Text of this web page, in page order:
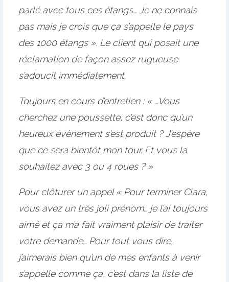
parlé avec tous ces étangs… Je ne connais
pas mais je crois que ça s’appelle le pays
des 1000 étangs ». Le client qui posait une
réclamation de façon assez rugueuse
s’adoucit immédiatement.
Toujours en cours d’entretien : « …Vous
cherchez une poussette, c’est donc qu’un
heureux évènement s’est produit ? J’espère
que ce sera bientôt mon tour. Et vous la
souhaitez avec 3 ou 4 roues ? »
Pour clôturer un appel « Pour terminer Clara,
vous avez un très joli prénom… je l’ai toujours
aimé et ça m’a fait vraiment plaisir de traiter
votre demande… Pour tout vous dire,
j’aimerais bien qu’un de mes enfants à venir
s’appelle comme ça, c’est dans la liste de